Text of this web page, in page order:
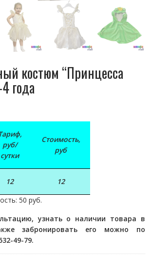
костюм “Принцесса
года
руб/
сутки
Стоимость,
руб
12
12
50 руб.
узнать о наличии товара в
забронировать его можно по
49-79.